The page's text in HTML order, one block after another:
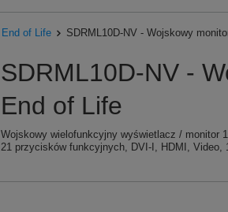
End of Life SDRML10D-NV - Wojskowy
SDRML10D-NV -
End of Life
Wojskowy wielofunkcyjny wyświetlacz / monitor
21 przycisków funkcyjnych, DVI-I, HDMI, Video,